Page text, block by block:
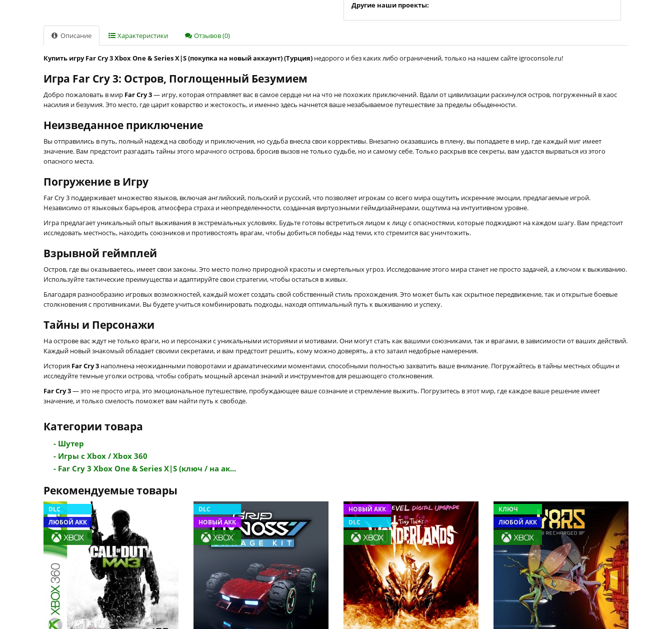
Другие наши проекты:
Описание Характеристики Отзывов (0)
Купить игру Far Cry 3 Xbox One & Series X|S (покупка на новый аккаунт) (Турция) недорого и без каких либо ограничений, только на нашем сайте igroconsole.ru!
Игра Far Cry 3: Остров, Поглощенный Безумием
Добро пожаловать в мир Far Cry 3— игру, которая отправляет вас в самое сердце ни на что не похожих приключений. Вдали от цивилизации раскинулся остров, погруженный в хаос
насилия и безумия. Это место, где царит коварство и жестокость, и именно здесь начнется ваше незабываемое путешествие за пределы обыденности.
Неизведанное приключение
Вы отправились в путь, полный надежд на свободу и приключения, но судьба внесла свои коррективы. Внезапно оказавшись в плену, вы попадаете в мир, где каждый миг имеет
значение. Вам предстоит разгадать тайны этого мрачного острова, бросив вызов не только судьбе, но и самому себе. Только раскрыв все секреты, вам удастся вырваться из этого
опасного места.
Погружение в Игру
Far Cry 3 поддерживает множество языков, включая английский, польский и русский, что позволяет игрокам со всего мира ощутить искренние эмоции, предлагаемые игрой.
Независимо от языковых барьеров, атмосфера страха и неопределенности, созданная виртуозными геймдизайнерами, ощутима на интуитивном уровне.
Игра предлагает уникальный опыт выживания в экстремальных условиях. Будьте готовы встретиться лицом к лицу с опасностями, которые поджидают на каждом шагу. Вам предстоит
исследовать местность, находить союзников и противостоять врагам, чтобы добиться победы над теми, кто стремится вас уничтожить.
Взрывной геймплей
Остров, где вы оказываетесь, имеет свои законы. Это место полно природной красоты и смертельных угроз. Исследование этого мира станет не просто задачей, а ключом к выживанию.
Используйте тактические преимущества и адаптируйте свои стратегии, чтобы остаться в живых.
Благодаря разнообразию игровых возможностей, каждый может создать свой собственный стиль прохождения. Это может быть как скрытное передвижение, так и открытые боевые
столкновения с противниками. Вы будете учиться комбинировать подходы, находя оптимальный путь к выживанию и успеху.
Тайны и Персонажи
На острове вас ждут не только враги, но и персонажи с уникальными историями и мотивами. Они могут стать как вашими союзниками, так и врагами, в зависимости от ваших действий.
Каждый новый знакомый обладает своими секретами, и вам предстоит решить, кому можно доверять, а кто затаил недобрые намерения.
История Far Cry 3 наполнена неожиданными поворотами и драматическими моментами, способными полностью захватить ваше внимание. Погружайтесь в тайны местных общин и
исследуйте темные уголки острова, чтобы собрать мощный арсенал знаний и инструментов для решающего столкновения.
Far Cry 3— это не просто игра, это эмоциональное путешествие, пробуждающее ваше сознание и стремление выжить. Погрузитесь в этот мир, где каждое ваше решение имеет
значение, и только смелость поможет вам найти путь к свободе.
Категории товара
- Шутер
- Игры с Xbox / Xbox 360
- Far Cry 3 Xbox One & Series X|S (ключ / на ак...
Рекомендуемые товары
DLC
ЛЮБОЙ АКК
DLC
НОВЫЙ АКК
НОВЫЙ АКК
DLC
КЛЮЧ
ЛЮБОЙ АКК